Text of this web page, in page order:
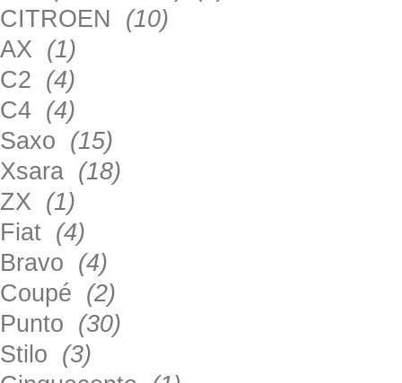
CITROEN (10)
AX (1)
C2 (4)
C4 (4)
Saxo (15)
Xsara (18)
ZX (1)
Fiat (4)
Bravo (4)
Coupé (2)
Punto (30)
Stilo (3)